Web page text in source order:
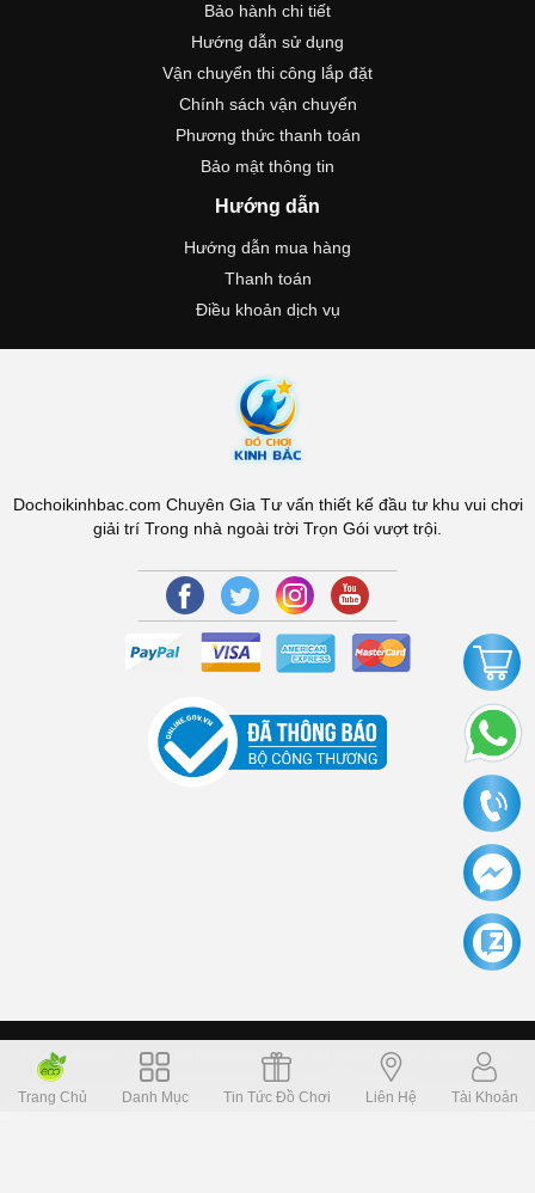
Bảo hành chi tiết
Hướng dẫn sử dụng
Vận chuyển thi công lắp đặt
Chính sách vận chuyển
Phương thức thanh toán
Bảo mật thông tin
Hướng dẫn
Hướng dẫn mua hàng
Thanh toán
Điều khoản dịch vụ
Dochoikinhbac.com Chuyên Gia Tư vấn thiết kế đầu tư khu vui chơi
giải trí Trong nhà ngoài trời Trọn Gói vượt trội.
Copyright © 2006 Dochoikinhbac.com Alright reversed. Designed
Dochoikinhbac.vn.cung cấp bởi sapo
Trang Chủ
Danh Mục Tin Tức Đồ Chơi Liên Hệ Tài Khoản